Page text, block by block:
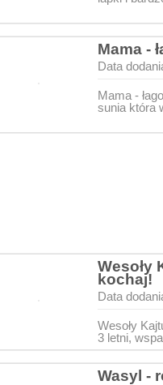
Mama -
Data
Mama -
sunia która
Wesoły
kochaj!
Data
Wesoły
3 letni,
Wasyl -